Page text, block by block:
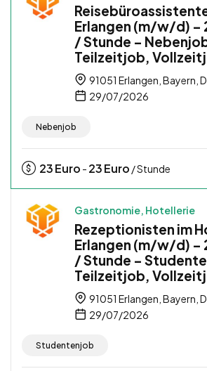
Erlangen (m/w/d) –
/ Stunde –
Teilzeitjob,
91051 Erlangen, Bayern,
29/07/2026
Nebenjob
23Euro - 23Euro / Stunde
Gastronomie, Hotellerie
Rezeptionisten im
Erlangen (m/w/d) –
/ Stunde –
Teilzeitjob,
91051 Erlangen, Bayern,
29/07/2026
Studentenjob